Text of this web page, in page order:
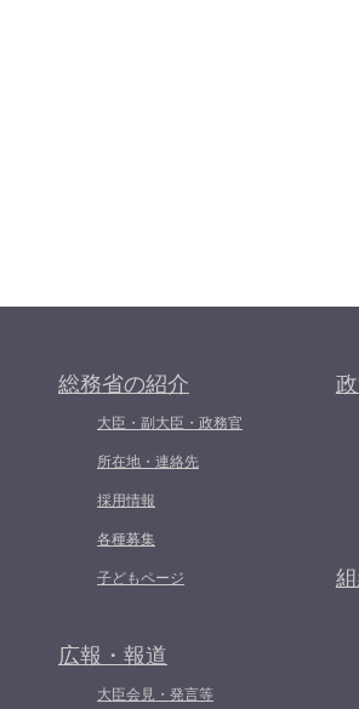
総務省の紹介
大臣・副大臣・政務官
所在地・連絡先
採用情報
各種募集
子どもページ
広報・報道
大臣会見・発言等